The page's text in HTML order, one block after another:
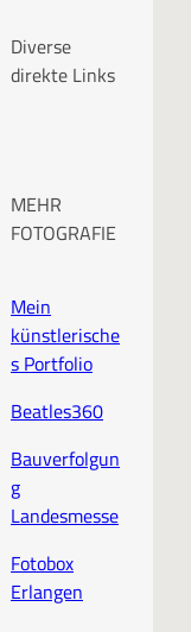
v
Diverse
direkte Links
MEHR
FOTOGRAFIE
Mein
künstlerische
s Portfolio
Beatles360
Bauverfolgun
g
Landesmesse
Fotobox
Erlangen